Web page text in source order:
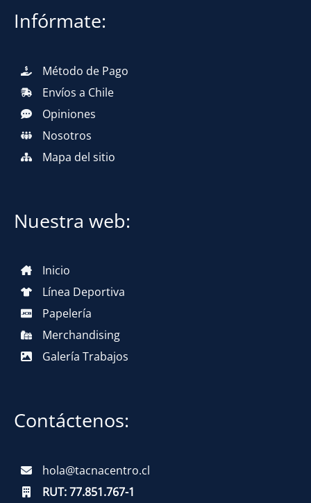
Infórmate:
Método de Pago
Envíos a Chile
Opiniones
Nosotros
Mapa del sitio
Nuestra web:
Inicio
Línea Deportiva
Papelería
Merchandising
Galería Trabajos
Contáctenos:
hola@tacnacentro.cl
RUT:77.851.767-1